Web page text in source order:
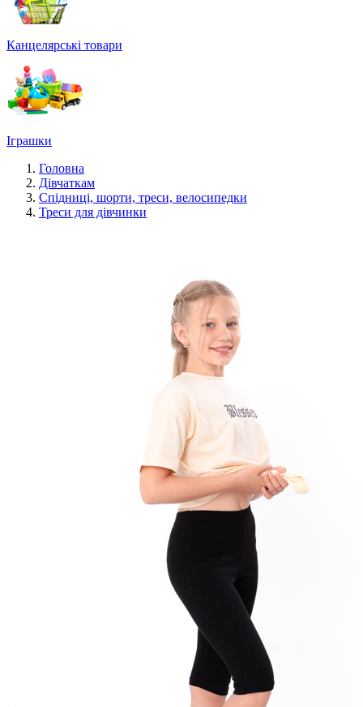
Канцелярські товари
Іграшки
Головна
Дівчаткам
Спідниці, шорти, треси, велосипедки
Треси для дівчинки